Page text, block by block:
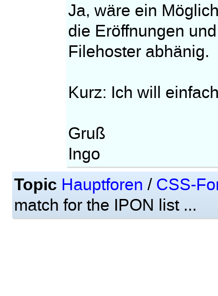
Ja, wäre ein
die Eröffnungen
Filehoster abhänig.
Kurz: Ich will
Gruß
Ingo
Topic Hauptforen / CSS-
match for the IPON list ...